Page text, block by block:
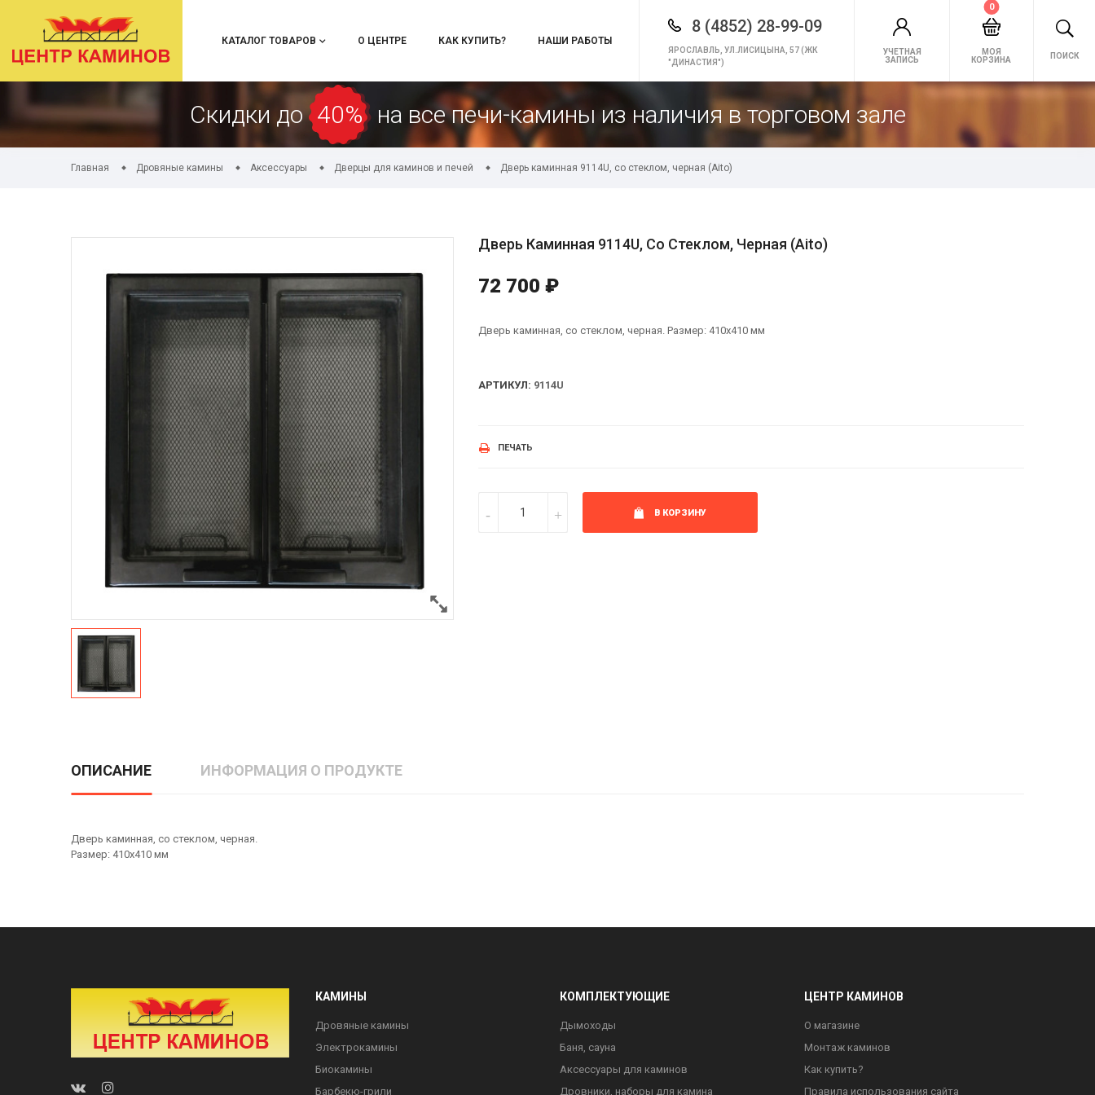
КАТАЛОГ ТОВАРОВ О ЦЕНТРЕ КАК КУПИТЬ? НАШИ РАБОТЫ
8 (4852) 28-99-09
ЯРОСЛАВЛЬ, УЛ.ЛИСИЦЫНА, 57 (ЖК
"ДИНАСТИЯ")
УЧЕТНАЯ
ЗАПИСЬ
МОЯ
КОРЗИНА
0
ПОИСК
Скидки до 40% на все печи-камины из наличия в торговом зале
Главная Дровяные камины Аксессуары Дверцы для каминов и печей Дверь каминная 9114U, со стеклом, черная (Aito)
Дверь Каминная 9114U, Со Стеклом, Черная (Aito)
72 700 ₽
Дверь каминная, со стеклом, черная. Размер: 410х410 мм
АРТИКУЛ: 9114U
ПЕЧАТЬ
В КОРЗИНУ
ОПИСАНИЕ ИНФОРМАЦИЯ О ПРОДУКТЕ
Дверь каминная, со стеклом, черная.
Размер: 410х410 мм
КАМИНЫ
Дровяные камины
Электрокамины
Биокамины
Барбекю-грили
КОМПЛЕКТУЮЩИЕ
Дымоходы
Баня, сауна
Аксессуары для каминов
Дровники, наборы для камина
ЦЕНТР КАМИНОВ
О магазине
Монтаж каминов
Как купить?
Правила использования сайта